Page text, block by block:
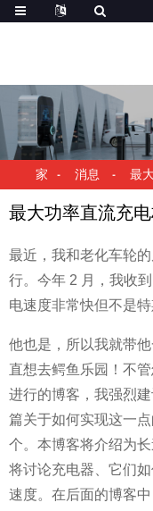
家 消息 最
最大功率直流充
最近，我和老化车轮
行。今年 2 月，我收
电速度非常快但不是
他也是，所以我就带
直想去鳄鱼乐园！不
进行的博客，我强烈
篇关于如何实现这一
个。本博客将介绍为
将讨论充电器、它们
速度。在后面的博客